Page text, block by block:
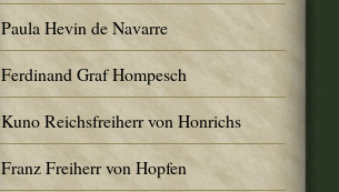
Paula Hevin de Navarre
Ferdinand Graf Hompesch
Kuno Reichsfreiherr von Honrichs
Franz Freiherr von Hopfen